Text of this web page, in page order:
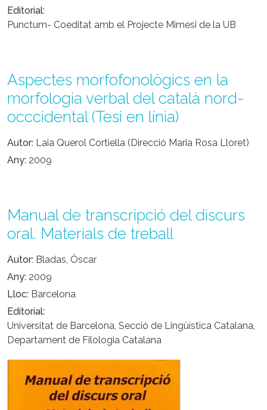
Editorial
Punctum- Coeditat amb el Projecte Mimesi de la UB
Aspectes morfofonològics en la
morfologia verbal del català nord-
occcidental (Tesi en línia)
Autor Laia Querol Cortiella (Direcció Maria Rosa Lloret)
Any 2009
Manual de transcripció del discurs
oral. Materials de treball
Autor Bladas, Òscar
Any 2009
Lloc Barcelona
Editorial
Universitat de Barcelona, Secció de Lingüística Catalana,
Departament de Filologia Catalana